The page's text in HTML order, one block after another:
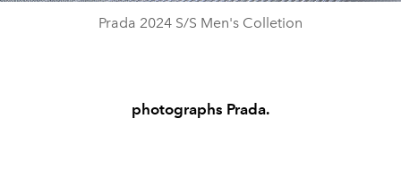
Prada 2024 S/S Men's Colletion
photographs Prada.